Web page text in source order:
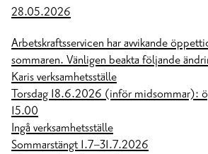
28.05.2026
Arbetskraftsservicen har avvikande
sommaren. Vänligen beakta följande
Karis verksamhetsställe
Torsdag 18.6.2026 (inför midsommar):
15.00
Ingå verksamhetsställe
Sommarstängt 1.7–31.7.2026